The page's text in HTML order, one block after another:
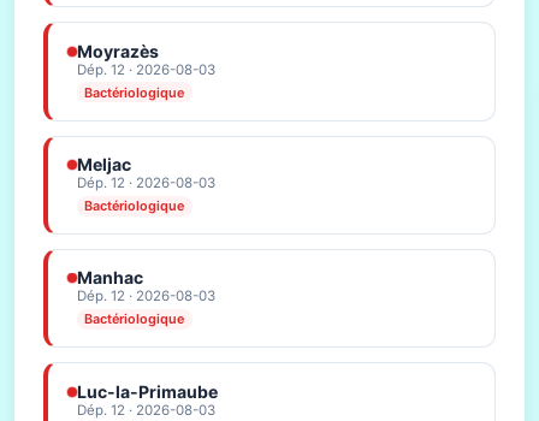
Moyrazès
Dép. 12 · 2026-08-03
Bactériologique
Meljac
Dép. 12 · 2026-08-03
Bactériologique
Manhac
Dép. 12 · 2026-08-03
Bactériologique
Luc-la-Primaube
Dép. 12 · 2026-08-03